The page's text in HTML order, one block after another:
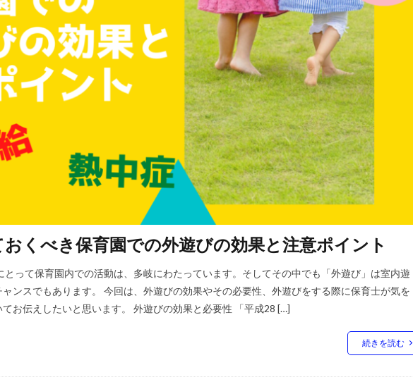
くべき保育園での外遊びの効果と注意ポイント
とって保育園内での活動は、多岐にわたっています。そしてその中でも「外遊び」は室内遊
ンスでもあります。 今回は、外遊びの効果やその必要性、外遊びをする際に保育士が気を
お伝えしたいと思います。 外遊びの効果と必要性 「平成28 […]
続きを読む